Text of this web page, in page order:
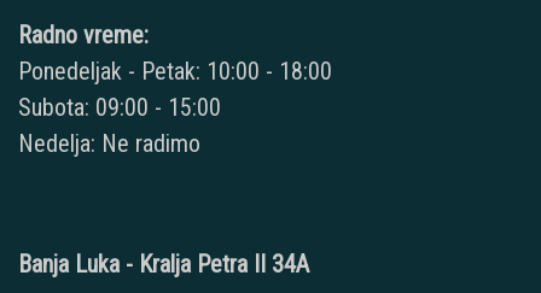
Radno vreme:
Ponedeljak - Petak: 10:00 - 18:00
Subota: 09:00 - 15:00
Nedelja: Ne radimo
Banja Luka - Kralja Petra II 34A